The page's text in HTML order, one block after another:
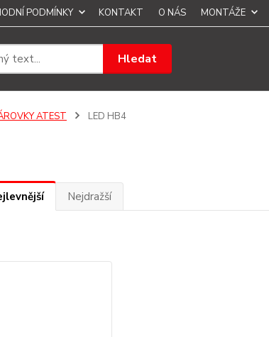
PODMÍNKY KONTAKT O NÁS MONTÁŽE
Hledat
ATEST LED HB4
Nejdražší